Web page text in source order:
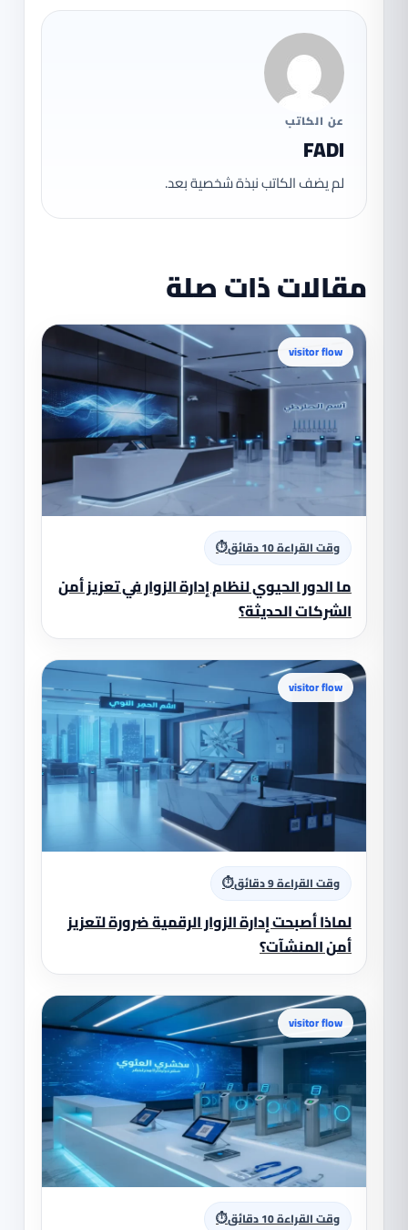
عن الكاتب
FADI
لم يضف الكاتب نبذة شخصية بعد.
مقالات ذات صلة
visitor flow
⏱ وقت القراءة 10 دقائق
ما الدور الحيوي لنظام إدارة الزوار في تعزيز أمن
الشركات الحديثة؟
visitor flow
⏱ وقت القراءة 9 دقائق
لماذا أصبحت إدارة الزوار الرقمية ضرورة لتعزيز
أمن المنشآت؟
visitor flow
⏱ وقت القراءة 10 دقائق